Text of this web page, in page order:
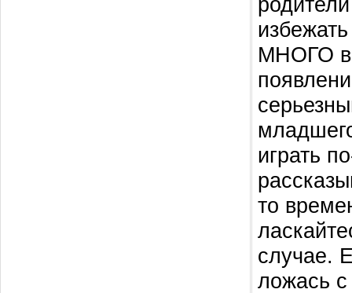
МНОГО
играть
то
случае.
ложась с